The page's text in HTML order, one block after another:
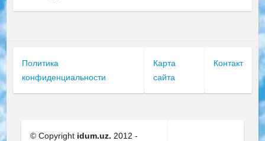
Политика
конфиденциальности
Карта
сайта
Контакт
© Copyright idum.uz. 2012 -